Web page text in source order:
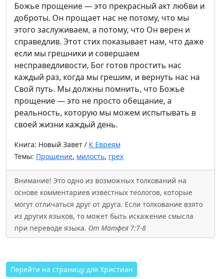
Божье прощение — это прекрасный акт любви и
доброты. Он прощает нас не потому, что мы
этого заслуживаем, а потому, что Он верен и
справедлив. Этот стих показывает нам, что даже
если мы грешники и совершаем
несправедливости, Бог готов простить нас
каждый раз, когда мы грешим, и вернуть нас на
Свой путь. Мы должны помнить, что Божье
прощение — это не просто обещание, а
реальность, которую мы можем испытывать в
своей жизни каждый день.
Книга: Новый Завет / К Евреям
Темы: Прощение, милость, грех
Внимание! Это одно из возможных толкований на
основе комментариев известных теологов, которые
могут отличаться друг от друга. Если толкование взято
из других языков, то может быть искажение смысла
при переводе языка. От Матфея 7:7-8
Перейти на страницу для Христиан